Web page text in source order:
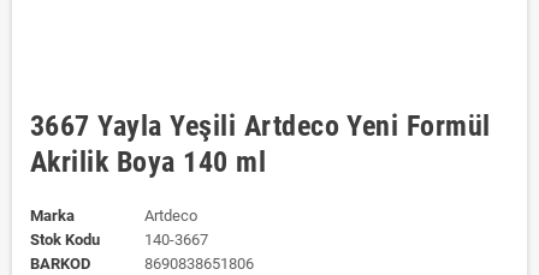
3667 Yayla Yeşili Artdeco Yeni Formül
Akrilik Boya 140 ml
Marka
Artdeco
Stok Kodu
140-3667
BARKOD
8690838651806